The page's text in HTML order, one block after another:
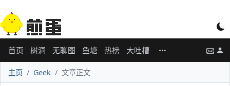
首页 树洞 无聊图 鱼塘 热榜 大吐槽
主页 Geek 文章正文